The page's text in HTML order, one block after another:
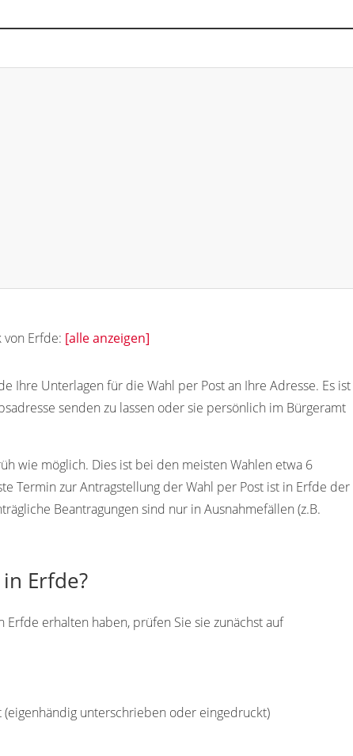
Erfde: [alle anzeigen]
Ihre Unterlagen für die Wahl per Post an Ihre Adresse. Es ist
senden zu lassen oder sie persönlich im Bürgeramt
wie möglich. Dies ist bei den meisten Wahlen etwa 6
Termin zur Antragstellung der Wahl per Post ist in Erfde der
Beantragungen sind nur in Ausnahmefällen (z.B.
Erfde?
erhalten haben, prüfen Sie sie zunächst auf
unterschrieben oder eingedruckt)